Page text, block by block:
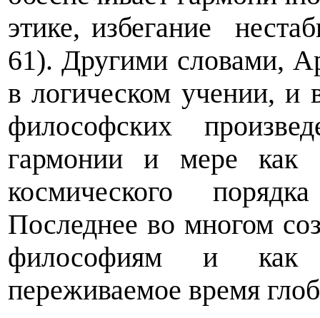
этике, избегание
61). Другими словами,
в логическом учении, и
философских
гармонии и мере как
космического
Последнее во многом
философиям и как
переживаемое время